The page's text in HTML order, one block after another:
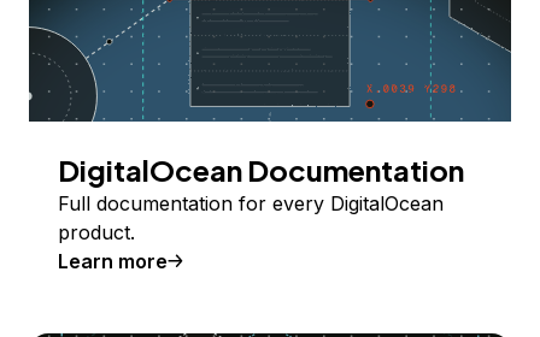
DigitalOcean Documentation
Full documentation for every DigitalOcean
product.
Learn more